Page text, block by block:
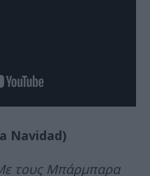
Navidad)
τους Μπάρμπαρα